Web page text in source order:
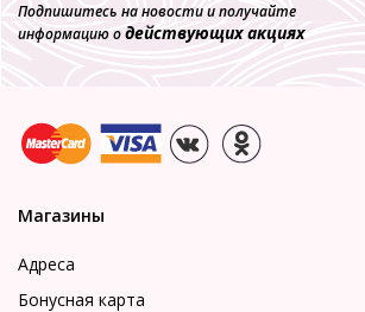
Трусы купальные **730204-15 Milabel-
Трусы
-70%
Трусы
Подпишитесь на новости и получайте
информацию одействующих акциях
Магазины
Адреса
Бонусная карта